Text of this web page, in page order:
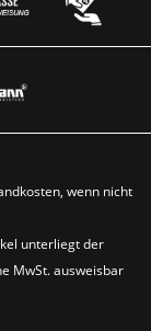
, wenn nicht
unterliegt der
MwSt. ausweisbar